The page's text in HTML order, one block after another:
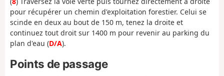
pour récupérer un chemin d'exploitation forestier. Celui se
scinde en deux au bout de 150 m, tenez la droite et
continuez tout droit sur 1400 m pour revenir au parking du
plan d'eau (D/A).
Points de passage